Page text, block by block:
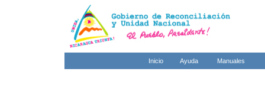
Inicio Ayuda Manuales